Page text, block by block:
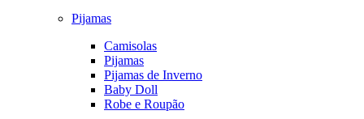
Pijamas
Camisolas
Pijamas
Pijamas de Inverno
Baby Doll
Robe e Roupão